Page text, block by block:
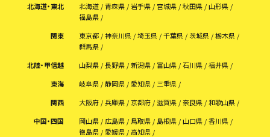
北海道・東北 北海道 青森県 岩手県 宮城県 秋田県
山形県
福島県
関東
東京都 神奈川県 埼玉県 千葉県 茨城県
栃木県
群馬県
北陸・甲信越
山梨県 長野県 新潟県 富山県 石川県
福井県
東海
岐阜県 静岡県 愛知県
三重県
関西
大阪府 兵庫県 京都府 滋賀県 奈良県
和歌山県
中国・四国
岡山県 広島県 鳥取県 島根県 山口県
香川県
徳島県
愛媛県
高知県